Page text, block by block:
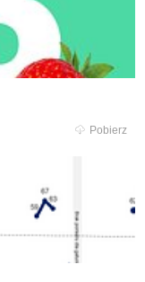
Pobierz